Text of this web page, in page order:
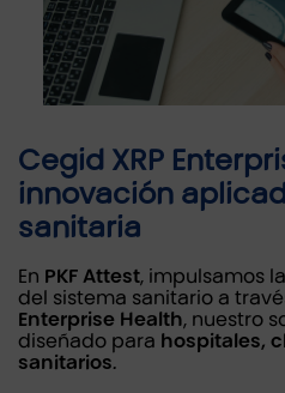
Cegid XRP
innovación
sanitaria
En PKF Attest, impulsamos
del sistema sanitario a
Enterprise Health, nuestro
diseñado para hospitales,
sanitarios.